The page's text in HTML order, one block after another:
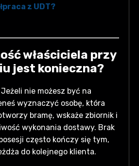
z UDT?
właściciela przy
jest konieczna?
nie możesz być na
wyznaczyć osobę, która
bramę, wskaże zbiornik i
wykonania dostawy. Brak
często kończy się tym,
do kolejnego klienta.